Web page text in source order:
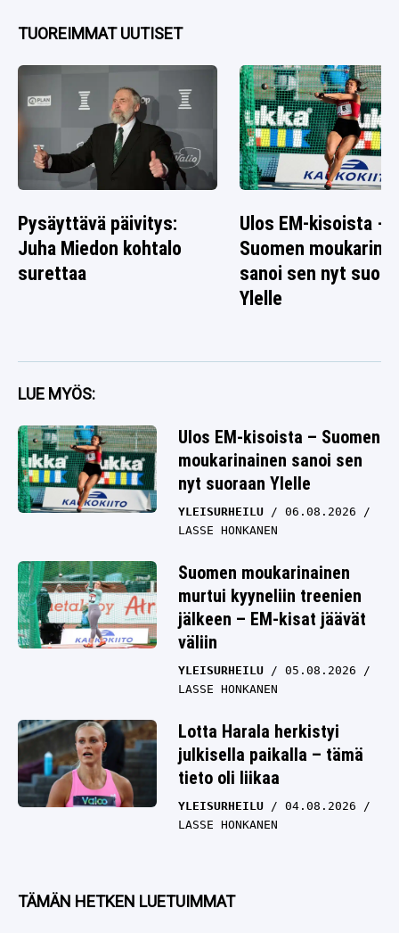
TUOREIMMAT UUTISET
Pysäyttävä päivitys:
Juha Miedon kohtalo
surettaa
Ulos EM-kisoista –
Suomen
sanoi sen nyt
Ylelle
LUE MYÖS:
Ulos EM-kisoista – Suomen
moukarinainen sanoi sen
nyt suoraan Ylelle
YLEISURHEILU
06.08.2026
LASSE HONKANEN
Suomen moukarinainen
murtui kyyneliin treenien
jälkeen – EM-kisat jäävät
väliin
YLEISURHEILU
05.08.2026
LASSE HONKANEN
Lotta Harala herkistyi
julkisella paikalla – tämä
tieto oli liikaa
YLEISURHEILU
04.08.2026
LASSE HONKANEN
TÄMÄN HETKEN LUETUIMMAT